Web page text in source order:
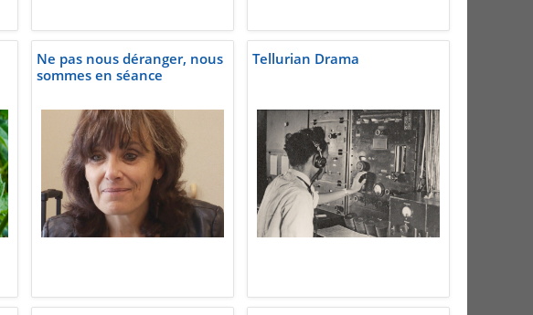
Ne pas nous déranger, nous
sommes en séance
Tellurian Drama